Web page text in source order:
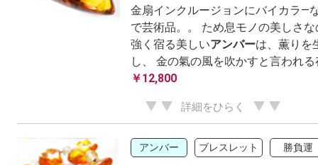
金扇インクルージョンにバイカラ―
で芸術品。。 ため息モノの美しさ
強く宿る美しいアンバーは、薫りを
し、 金の氣の風を吹かすと言われ
￥12,800
詳細をひらく
アンバー ブレスレット 勝負運